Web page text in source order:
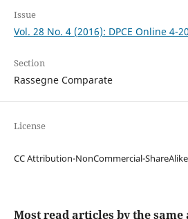
Issue
Vol. 28 No. 4 (2016): DPCE Online 4-
Section
Rassegne Comparate
License
CC Attribution-NonCommercial-
Most read articles by the